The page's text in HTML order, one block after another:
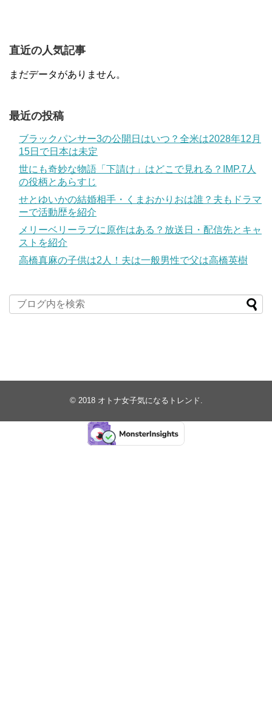
直近の人気記事
まだデータがありません。
最近の投稿
ブラックパンサー3の公開日はいつ？全米は2028年12月
15日で日本は未定
世にも奇妙な物語「下請け」はどこで見れる？IMP.7人
の役柄とあらすじ
せとゆいかの結婚相手・くまおかりおは誰？夫もドラマ
ーで活動歴を紹介
メリーベリーラブに原作はある？放送日・配信先とキャ
ストを紹介
高橋真麻の子供は2人！夫は一般男性で父は高橋英樹
© 2018 オトナ女子気になるトレンド.